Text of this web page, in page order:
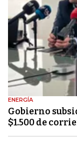
ENERGÍA
Gobierno
$1.500 de